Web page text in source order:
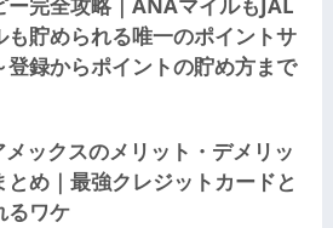
ー完全攻略｜ANAマイルもJAL
も貯められる唯一のポイントサ
登録からポイントの貯め方まで
メックスのメリット・デメリッ
とめ｜最強クレジットカードと
るワケ